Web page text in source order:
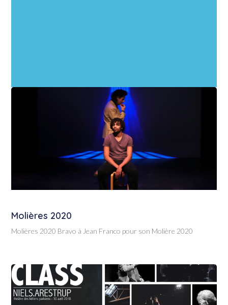
Molières 2020
Molières 2020 Bravo à Jean Franco pour son Molière 2020